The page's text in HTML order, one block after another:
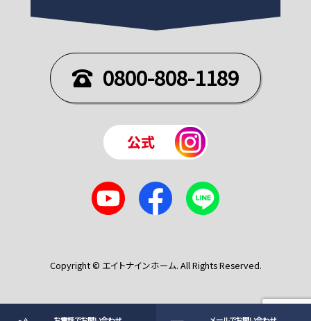
0800-808-1189
Copyright © エイトナインホーム. All Rights Reserved.